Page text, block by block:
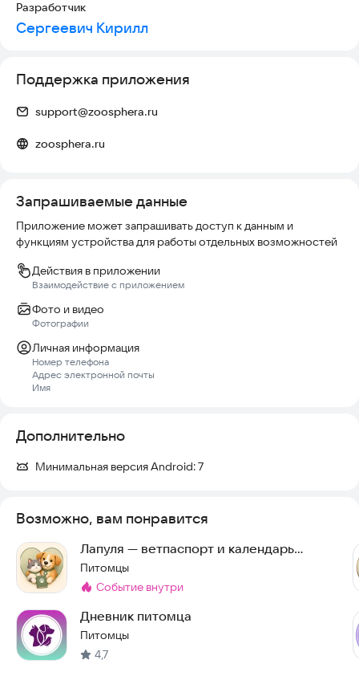
В приложении доступны:
- календарь событий
- контроль вакцинаций
- хранение заметок и медицинских данных
рукой.
Разработчик
Сергеевич Кирилл
Поддержка приложения
support@zoosphera.ru
zoosphera.ru
Запрашиваемые данные
Приложение может запрашивать доступ к данным и
функциям устройства для работы отдельных возможностей
Действия в приложении
Взаимодействие с приложением
Фото и видео
Фотографии
Личная информация
Номер телефона
Адрес электронной почты
Имя
Дополнительно
Минимальная версия Android:7
Возможно, вам понравится
Лапуля — ветпаспорт и календарь
прививок
Питомцы
Метка:
событие внутри
Дневник питомца
Питомцы
4,7